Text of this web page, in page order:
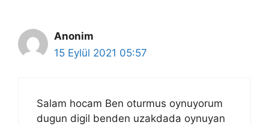
Anonim
15 Eylül 2021 05:57
Salam hocam Ben oturmus oynuyorum
dugun digil benden uzakdada oynuyan